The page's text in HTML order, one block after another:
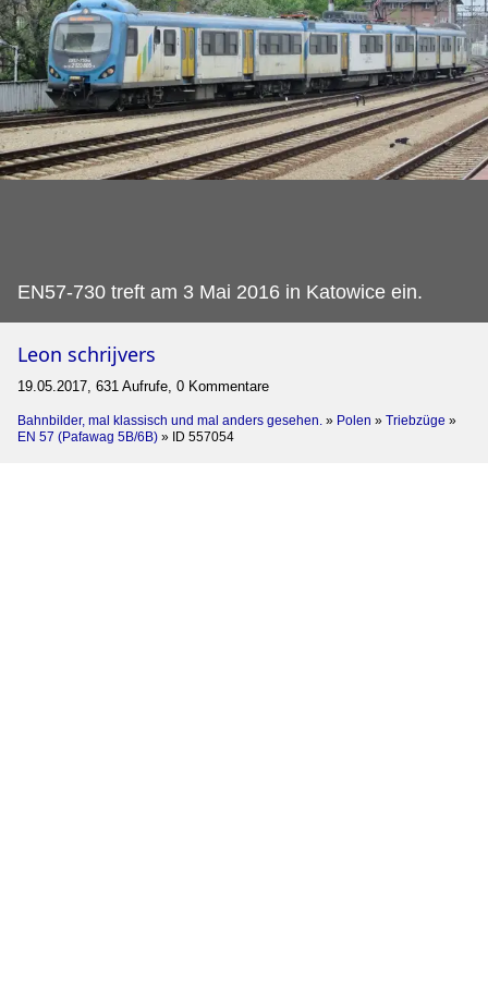
EN57-730 treft am 3 Mai 2016 in Katowice ein.
Leon schrijvers
19.05.2017, 631 Aufrufe, 0 Kommentare
Bahnbilder, mal klassisch und mal anders gesehen. » Polen » Triebzüge »
EN 57 (Pafawag 5B/6B) » ID 557054